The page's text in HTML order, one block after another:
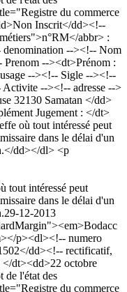
du commerce
Inscrit</dd><!--
abbr> :
--><!-- Nom
--><dt>Prénom :
--><!-- Sigle --><!--
--><!-- adresse -->
32130 Samatan </dd>
Jugement : </dt>
où tout intéressé peut
dans le délai d'un
dd></dl> <p
tout intéressé peut
dans le délai d'un
29-12-2013
p><dl><!-- numero
dd><!-- rectificatif,
dt><dd>22 octobre
l'état des
du commerce